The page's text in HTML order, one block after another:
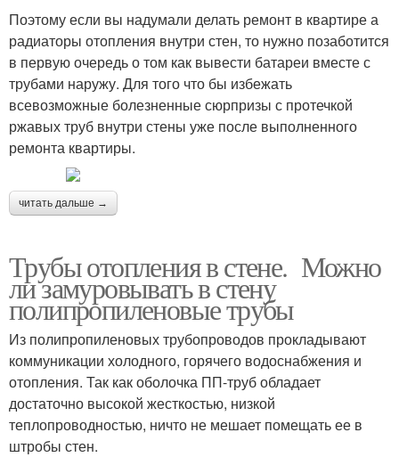
Поэтому если вы надумали делать ремонт в квартире а
радиаторы отопления внутри стен, то нужно позаботится
в первую очередь о том как вывести батареи вместе с
трубами наружу. Для того что бы избежать
всевозможные болезненные сюрпризы с протечкой
ржавых труб внутри стены уже после выполненного
ремонта квартиры.
читать дальше →
Трубы отопления в стене. Можно
ли замуровывать в стену
полипропиленовые трубы
Из полипропиленовых трубопроводов прокладывают
коммуникации холодного, горячего водоснабжения и
отопления. Так как оболочка ПП-труб обладает
достаточно высокой жесткостью, низкой
теплопроводностью, ничто не мешает помещать ее в
штробы стен.